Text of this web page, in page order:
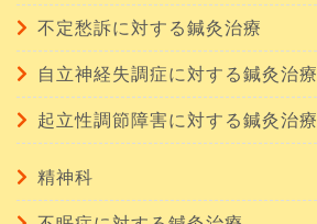
不定愁訴に対する鍼灸治療
自立神経失調症に対する鍼灸治療
起立性調節障害に対する鍼灸治療
精神科